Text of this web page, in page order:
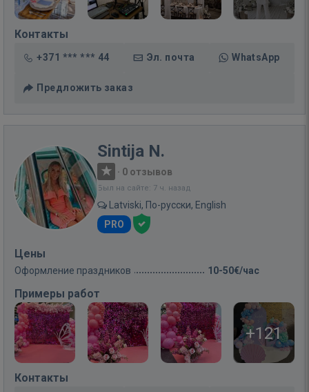
Контакты
+371 *** *** 44 Эл. почта WhatsApp
Предложить заказ
Sintija N.
· 0 отзывов
Был на сайте: 7 ч. назад
Latviski, По-русски, English
PRO
Цены
Оформление праздников 10-50€/час
Примеры работ
+121
Контакты